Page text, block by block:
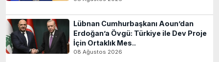
Lübnan Cumhurbaşkanı Aoun’dan
Erdoğan’a Övgü: Türkiye ile Dev Proje
İçin Ortaklık Mes..
08 Ağustos 2026